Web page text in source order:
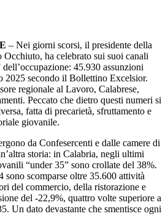
– Nei giorni scorsi, il presidente della
ha celebrato sui suoi canali
45.930 assunzioni
2025 secondo il Bollettino Excelsior.
regionale al Lavoro, Calabrese,
Peccato che dietro questi numeri si
fatta di precarietà, sfruttamento e
giovanile.
da Confesercenti e dalle camere di
storia: in Calabria, negli ultimi
“under 35” sono crollate del 38%.
sono scomparse oltre 35.600 attività
del commercio, della ristorazione e
del -22,9%, quattro volte superiore a
Un dato devastante che smentisce ogni